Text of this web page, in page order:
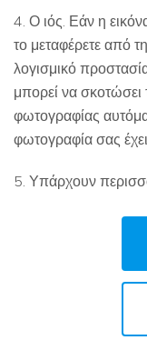
4. Ο ιός. Εάν η
το μεταφέρετε από
λογισμικό
μπορεί να σκοτώσει
φωτογραφίας
φωτογραφία σας
5. Υπάρχουν